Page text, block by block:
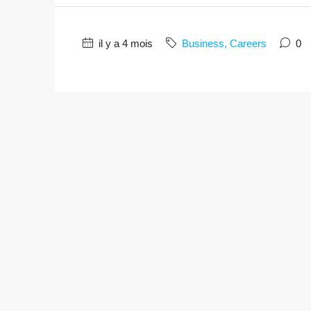
il y a 4 mois Business, Careers 0